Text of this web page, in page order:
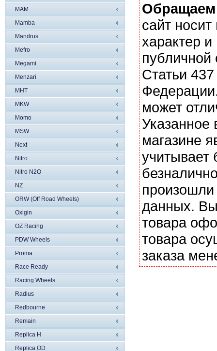
MAM
Mamba
Mandrus
Mefro
Megami
Menzari
MHT
MKW
Momo
MSW
Next
Nitro
Nitro N2O
NZ
ORW (Off Road Wheels)
Oxigin
OZ Racing
PDW Wheels
Proma
Race Ready
Racing Wheels
Radius
Redbourne
Remain
Replica H
Replica OD
сайт
характер
Статьи
может
магазине
учитывает
данных. Вы
товара
товара
заказа